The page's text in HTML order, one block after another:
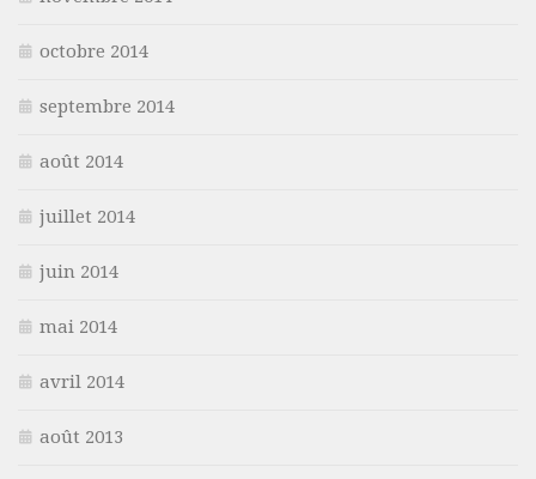
octobre 2014
septembre 2014
août 2014
juillet 2014
juin 2014
mai 2014
avril 2014
août 2013